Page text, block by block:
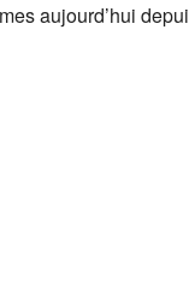
aujourd’hui